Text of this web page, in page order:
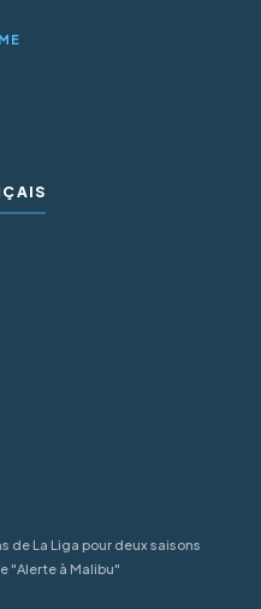
de La Liga pour deux saisons
"Alerte à Malibu"